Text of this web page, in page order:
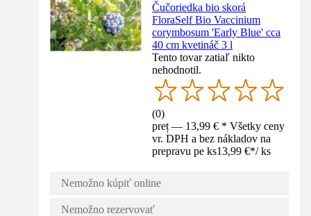
Čučoriedka bio skorá
FloraSelf Bio Vaccinium
corymbosum 'Early Blue' cca
40 cm kvetináč 3 l
Tento tovar zatiaľ nikto
nehodnotil.
(0)
preț — 13,99 € * Všetky ceny
vr. DPH a bez nákladov na
prepravu pe ks13,99 €*/ ks
Nemožno kúpiť online
Nemožno rezervovať